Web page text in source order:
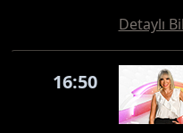
Detaylı
16:50